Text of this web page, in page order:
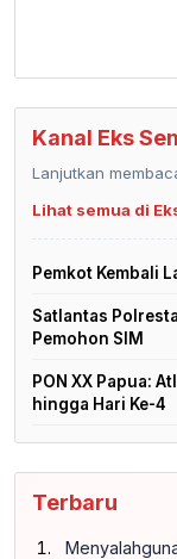
Kanal Eks
Lanjutkan
Lihat semua di
Pemkot Kembali
Satlantas
Pemohon SIM
PON XX Papua:
hingga Hari Ke-4
Terbaru